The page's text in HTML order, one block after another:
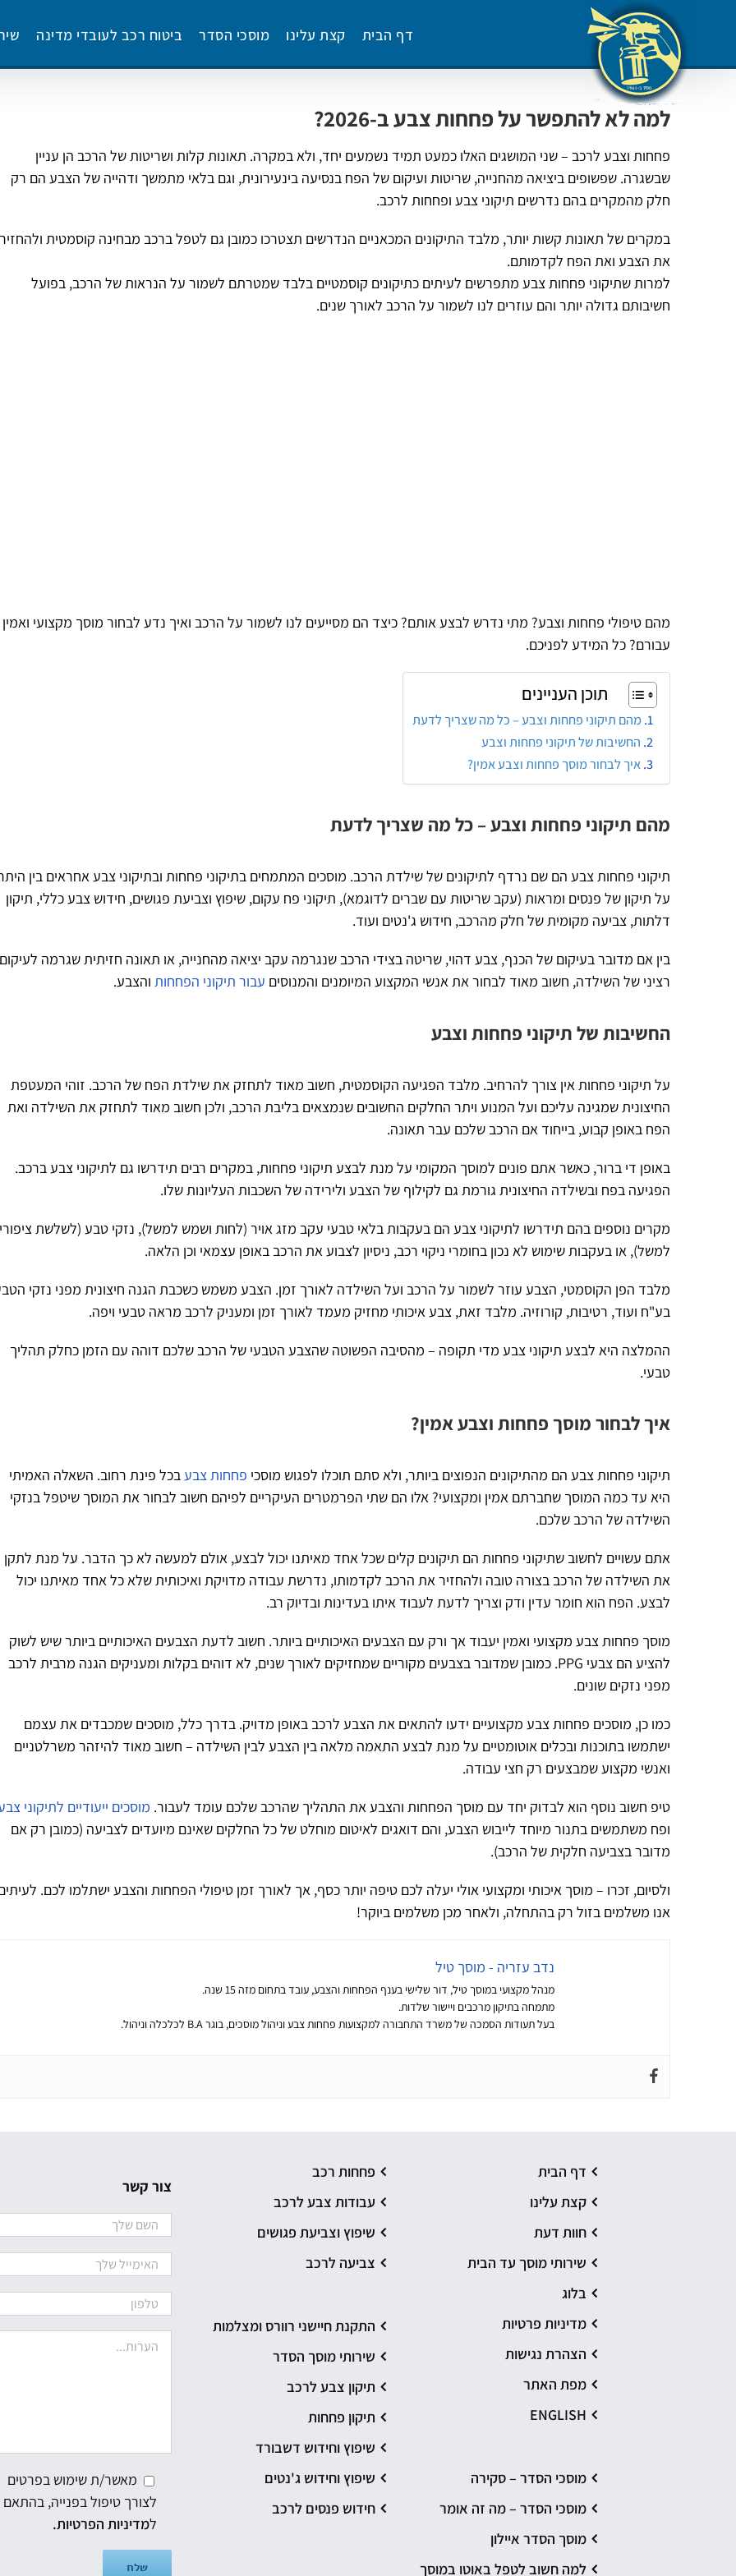
דף הבית קצת עלינו מוסכי הסדר ביטוח רכב לעובדי מדינה
למה לא להתפשר על פחחות צבע ב-2026?
פחחות וצבע לרכב – שני המושגים האלו כמעט תמיד נשמעים יחד, ולא במקרה. תאונות קלות ושריטות של הרכב הן עניין
שבשגרה. שפשופים ביציאה מהחנייה, שריטות ועיקום של הפח בנסיעה בינעירונית, וגם בלאי מתמשך ודהייה של הצבע הם רק
חלק מהמקרים בהם נדרשים תיקוני צבע ופחחות לרכב.
במקרים של תאונות קשות יותר, מלבד התיקונים המכאניים הנדרשים תצטרכו כמובן גם לטפל ברכב מבחינה קוסמטית ולהחזיר
את הצבע ואת הפח לקדמותם.
למרות שתיקוני פחחות צבע מתפרשים לעיתים כתיקונים קוסמטיים בלבד שמטרתם לשמור על הנראות של הרכב, בפועל
חשיבותם גדולה יותר והם עוזרים לנו לשמור על הרכב לאורך שנים.
מהם טיפולי פחחות וצבע? מתי נדרש לבצע אותם? כיצד הם מסייעים לנו לשמור על הרכב ואיך נדע לבחור מוסך מקצועי ואמין
עבורם? כל המידע לפניכם.
תוכן העניינים
מהם תיקוני פחחות וצבע – כל מה שצריך לדעת
החשיבות של תיקוני פחחות וצבע
איך לבחור מוסך פחחות וצבע אמין?
מהם תיקוני פחחות וצבע – כל מה שצריך לדעת
תיקוני פחחות צבע הם שם נרדף לתיקונים של שילדת הרכב. מוסכים המתמחים בתיקוני פחחות ובתיקוני צבע אחראים בין
על תיקון של פנסים ומראות (עקב שריטות עם שברים לדוגמא), תיקוני פח עקום, שיפוץ וצביעת פגושים, חידוש צבע כללי, תיקון
דלתות, צביעה מקומית של חלק מהרכב, חידוש ג'נטים ועוד.
בין אם מדובר בעיקום של הכנף, צבע דהוי, שריטה בצידי הרכב שנגרמה עקב יציאה מהחנייה, או תאונה חזיתית שגרמה לעיקום
רציני של השילדה, חשוב מאוד לבחור את אנשי המקצוע המיומנים והמנוסים עבור תיקוני הפחחות והצבע.
החשיבות של תיקוני פחחות וצבע
על תיקוני פחחות אין צורך להרחיב. מלבד הפגיעה הקוסמטית, חשוב מאוד לתחזק את שילדת הפח של הרכב. זוהי המעטפת
החיצונית שמגינה עליכם ועל המנוע ויתר החלקים החשובים שנמצאים בליבת הרכב, ולכן חשוב מאוד לתחזק את השילדה ואת
הפח באופן קבוע, בייחוד אם הרכב שלכם עבר תאונה.
באופן די ברור, כאשר אתם פונים למוסך המקומי על מנת לבצע תיקוני פחחות, במקרים רבים תידרשו גם לתיקוני צבע ברכב.
הפגיעה בפח ובשילדה החיצונית גורמת גם לקילוף של הצבע ולירידה של השכבות העליונות שלו.
מקרים נוספים בהם תידרשו לתיקוני צבע הם בעקבות בלאי טבעי עקב מזג אויר (לחות ושמש למשל), נזקי טבע (לשלשת
למשל), או בעקבות שימוש לא נכון בחומרי ניקוי רכב, ניסיון לצבוע את הרכב באופן עצמאי וכן הלאה.
מלבד הפן הקוסמטי, הצבע עוזר לשמור על הרכב ועל השילדה לאורך זמן. הצבע משמש כשכבת הגנה חיצונית מפני נזקי
בע"ח ועוד, רטיבות, קורוזיה. מלבד זאת, צבע איכותי מחזיק מעמד לאורך זמן ומעניק לרכב מראה טבעי ויפה.
ההמלצה היא לבצע תיקוני צבע מדי תקופה – מהסיבה הפשוטה שהצבע הטבעי של הרכב שלכם דוהה עם הזמן כחלק תהליך
טבעי.
איך לבחור מוסך פחחות וצבע אמין?
תיקוני פחחות צבע הם מהתיקונים הנפוצים ביותר, ולא סתם תוכלו לפגוש מוסכי פחחות צבעבכל פינת רחוב. השאלה האמיתי
היא עד כמה המוסך שחברתם אמין ומקצועי? אלו הם שתי הפרמטרים העיקריים לפיהם חשוב לבחור את המוסך שיטפל בנזקי
השילדה של הרכב שלכם.
אתם עשויים לחשוב שתיקוני פחחות הם תיקונים קלים שכל אחד מאיתנו יכול לבצע, אולם למעשה לא כך הדבר. על מנת לתקן
את השילדה של הרכב בצורה טובה ולהחזיר את הרכב לקדמותו, נדרשת עבודה מדויקת ואיכותית שלא כל אחד מאיתנו יכול
לבצע. הפח הוא חומר עדין ודק וצריך לדעת לעבוד איתו בעדינות ובדיוק רב.
מוסך פחחות צבע מקצועי ואמין יעבוד אך ורק עם הצבעים האיכותיים ביותר. חשוב לדעת הצבעים האיכותיים ביותר שיש לשוק
להציע הם צבעי PPG. כמובן שמדובר בצבעים מקוריים שמחזיקים לאורך שנים, לא דוהים בקלות ומעניקים הגנה מרבית לרכב
מפני נזקים שונים.
כמו כן, מוסכים פחחות צבע מקצועיים ידעו להתאים את הצבע לרכב באופן מדויק. בדרך כלל, מוסכים שמכבדים את עצמם
ישתמשו בתוכנות ובכלים אוטומטיים על מנת לבצע התאמה מלאה בין הצבע לבין השילדה – חשוב מאוד להיזהר משרלטניים
ואנשי מקצוע שמבצעים רק חצי עבודה.
טיפ חשוב נוסף הוא לבדוק יחד עם מוסך הפחחות והצבע את התהליך שהרכב שלכם עומד לעבור. מוסכים ייעודיים לתיקוני
ופח משתמשים בתנור מיוחד לייבוש הצבע, והם דואגים לאיטום מוחלט של כל החלקים שאינם מיועדים לצביעה (כמובן רק אם
מדובר בצביעה חלקית של הרכב).
ולסיום, זכרו – מוסך איכותי ומקצועי אולי יעלה לכם טיפה יותר כסף, אך לאורך זמן טיפולי הפחחות והצבע ישתלמו לכם.
אנו משלמים בזול רק בהתחלה, ולאחר מכן משלמים ביוקר!
נדב עזריה - מוסך טיל
מנהל מקצועי במוסך טיל, דור שלישי בענף הפחחות והצבע, עובד בתחום מזה 15 שנה.
מתמחה בתיקון מרכבים ויישור שלדות.
בעל תעודות הסמכה של משרד התחבורה למקצועות פחחות צבע וניהול מוסכים, בוגר B.A לכלכלה וניהול.
דף הבית
קצת עלינו
חוות דעת
שירותי מוסך עד הבית
בלוג
מדיניות פרטיות
הצהרת נגישות
מפת האתר
ENGLISH
מוסכי הסדר – סקירה
מוסכי הסדר – מה זה אומר
מוסך הסדר איילון
למה חשוב לטפל באוטו במוסך
פחחות רכב
עבודות צבע לרכב
שיפוץ וצביעת פגושים
צביעה לרכב
התקנת חיישני רוורס ומצלמות
שירותי מוסך הסדר
תיקון צבע לרכב
תיקון פחחות
שיפוץ וחידוש דשבורד
שיפוץ וחידוש ג'נטים
חידוש פנסים לרכב
צור קשר
מאשר/ת שימוש בפרטים
לצורך טיפול בפנייה, בהתאם
למדיניות הפרטיות.